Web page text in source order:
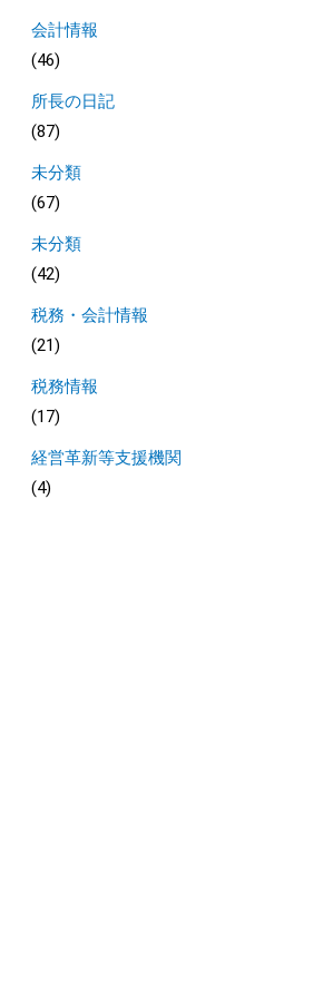
会計情報
(46)
所長の日記
(87)
未分類
(67)
未分類
(42)
税務・会計情報
(21)
税務情報
(17)
経営革新等支援機関
(4)